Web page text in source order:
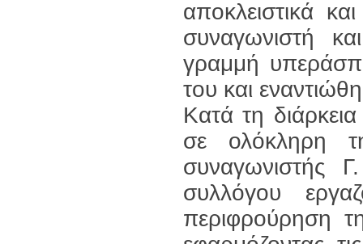
αποκλειστικά
συναγωνιστή
γραμμή
του και
Κατά τη
σε ολόκληρη
συναγωνιστής
συλλόγου
περιφρούρηση